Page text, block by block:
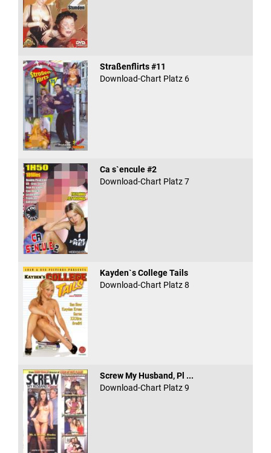
Straßenflirts #11
Download-Chart Platz 6
Ca s`encule #2
Download-Chart Platz 7
Kayden`s College Tails
Download-Chart Platz 8
Screw My Husband, Pl ...
Download-Chart Platz 9